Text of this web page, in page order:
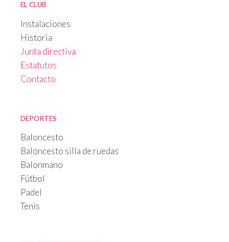
EL CLUB
Instalaciones
Historia
Junta directiva
Estatutos
Contacto
DEPORTES
Baloncesto
Baloncesto silla de ruedas
Balonmano
Fútbol
Padel
Tenis